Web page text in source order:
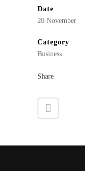
Date
20 November
Category
Business
Share